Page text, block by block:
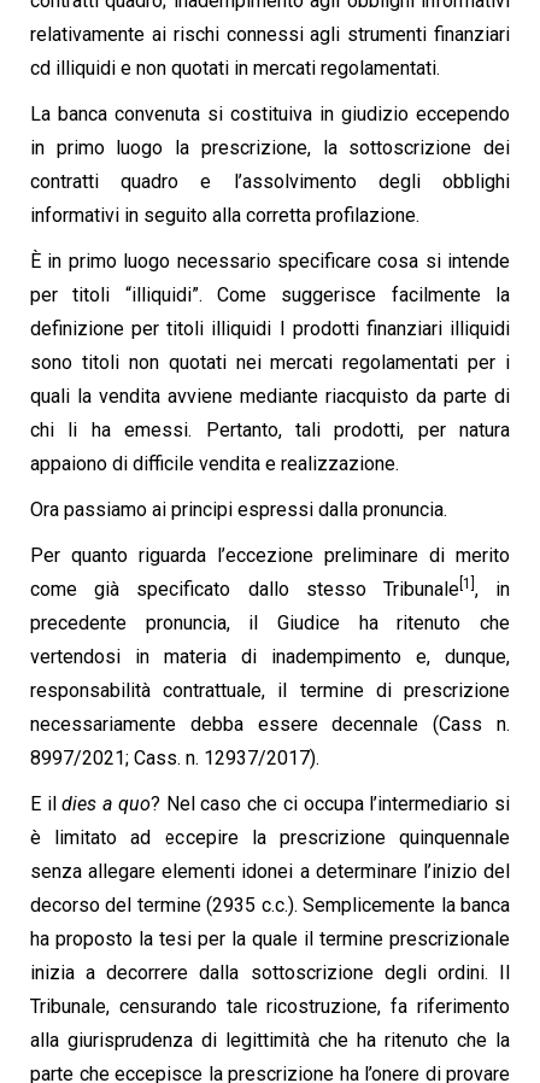
relativamente ai rischi connessi agli strumenti finanziari
cd illiquidi e non quotati in mercati regolamentati.
La banca convenuta si costituiva in giudizio eccependo
in primo luogo la prescrizione, la sottoscrizione dei
contratti quadro e l’assolvimento degli obblighi
informativi in seguito alla corretta profilazione.
È in primo luogo necessario specificare cosa si intende
per titoli “illiquidi”. Come suggerisce facilmente la
definizione per titoli illiquidi I prodotti finanziari illiquidi
sono titoli non quotati neimercati regolamentati per i
quali la vendita avviene mediante riacquisto da parte di
chi li haemessi. Pertanto, tali prodotti, per natura
appaiono di difficile vendita e realizzazione.
Ora passiamo ai principi espressi dalla pronuncia.
Per quanto riguarda l’eccezione preliminare di merito
come già specificato dallo stesso Tribunale [1] , in
precedente pronuncia, il Giudice ha ritenuto che
vertendosi in materia di inadempimento e, dunque,
responsabilità contrattuale, il termine di prescrizione
necessariamente debba esseredecennale (Cass n.
8997/2021; Cass. n. 12937/2017).
E ildies a quo? Nel caso che ci occupa l’intermediario si
è limitato ad eccepire la prescrizione quinquennale
senza allegare elementi idonei a determinare l’inizio del
decorso del termine (2935 c.c.). Semplicemente la banca
ha proposto la tesi per la quale il termine prescrizionale
inizia adecorrere dalla sottoscrizione degli ordini. Il
Tribunale, censurando tale ricostruzione, fa riferimento
alla giurisprudenza di legittimità che ha ritenuto che la
parte che eccepisce la prescrizione ha l’onere di provare